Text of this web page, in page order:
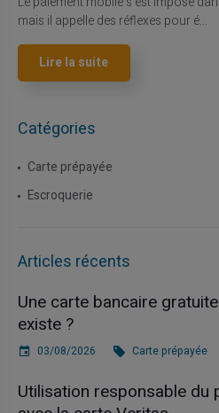
mais il appelle des réflexes pour é...
Lire la suite
Catégories
Carte prépayée
Escroquerie
Articles récents
Une carte bancaire
existe ?
03/08/2026 Carte prépayée
Utilisation responsable du